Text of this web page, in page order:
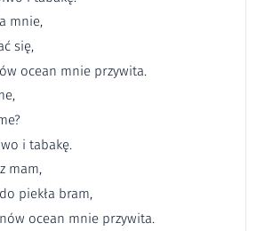
mnie,
się,
ocean mnie przywita.
i tabakę.
mam,
piekła bram,
ocean mnie przywita.